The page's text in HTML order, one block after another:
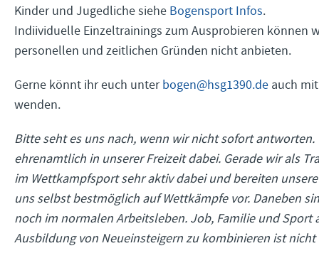
Kinder und Jugedliche siehe Bogensport Infos.
Indiividuelle Einzeltrainings zum Ausprobieren können
personellen und zeitlichen Gründen nicht anbieten.
Gerne könnt ihr euch unterbogen@hsg1390.de auch
wenden.
Bitte seht es uns nach, wenn wir nicht sofort antworten.
ehrenamtlich in unserer Freizeit dabei. Gerade wir als
im Wettkampfsport sehr aktiv dabei und bereiten
uns selbst bestmöglich auf Wettkämpfe vor. Daneben
noch im normalen Arbeitsleben. Job, Familie und Sport
Ausbildung von Neueinsteigern zu kombinieren ist